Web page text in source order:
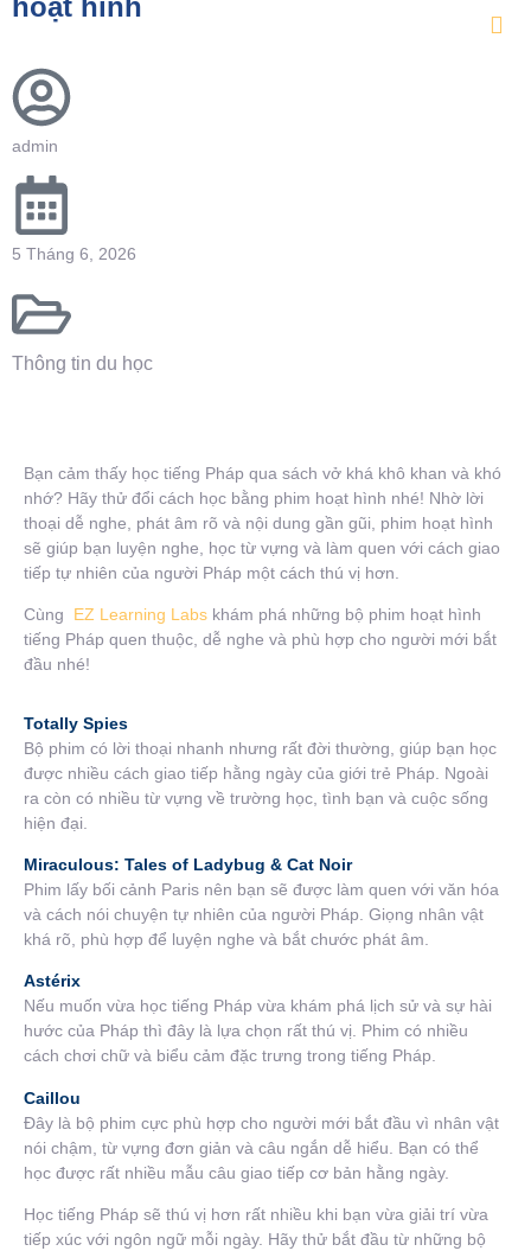
hoạt hình
admin
5 Tháng 6, 2026
Thông tin du học
Bạn cảm thấy học tiếng Pháp qua sách vở khá khô khan và khó
nhớ? Hãy thử đổi cách học bằng phim hoạt hình nhé! Nhờ lời
thoại dễ nghe, phát âm rõ và nội dung gần gũi, phim hoạt hình
sẽ giúp bạn luyện nghe, học từ vựng và làm quen với cách giao
tiếp tự nhiên của người Pháp một cách thú vị hơn.
Cùng EZ Learning Labs khám phá những bộ phim hoạt hình
tiếng Pháp quen thuộc, dễ nghe và phù hợp cho người mới bắt
đầu nhé!
Totally Spies
Bộ phim có lời thoại nhanh nhưng rất đời thường, giúp bạn học
được nhiều cách giao tiếp hằng ngày của giới trẻ Pháp. Ngoài
ra còn có nhiều từ vựng về trường học, tình bạn và cuộc sống
hiện đại.
Miraculous: Tales of Ladybug & Cat Noir
Phim lấy bối cảnh Paris nên bạn sẽ được làm quen với văn hóa
và cách nói chuyện tự nhiên của người Pháp. Giọng nhân vật
khá rõ, phù hợp để luyện nghe và bắt chước phát âm.
Astérix
Nếu muốn vừa học tiếng Pháp vừa khám phá lịch sử và sự hài
hước của Pháp thì đây là lựa chọn rất thú vị. Phim có nhiều
cách chơi chữ và biểu cảm đặc trưng trong tiếng Pháp.
Caillou
Đây là bộ phim cực phù hợp cho người mới bắt đầu vì nhân vật
nói chậm, từ vựng đơn giản và câu ngắn dễ hiểu. Bạn có thể
học được rất nhiều mẫu câu giao tiếp cơ bản hằng ngày.
Học tiếng Pháp sẽ thú vị hơn rất nhiều khi bạn vừa giải trí vừa
tiếp xúc với ngôn ngữ mỗi ngày. Hãy thử bắt đầu từ những bộ